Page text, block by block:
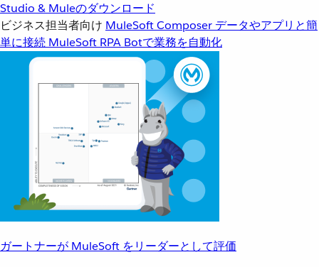
Studio & Muleのダウンロード
ビジネス担当者向け MuleSoft Composer データやアプリと簡
単に接続 MuleSoft RPA Botで業務を自動化
ガートナーが MuleSoft をリーダーとして評価